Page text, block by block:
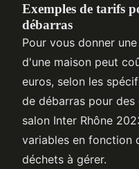
Exemples de tarifs
débarras
Pour vous donner
d'une maison peut
euros, selon les
de débarras pour des
salon Inter Rhône
variables en fonction
déchets à gérer.